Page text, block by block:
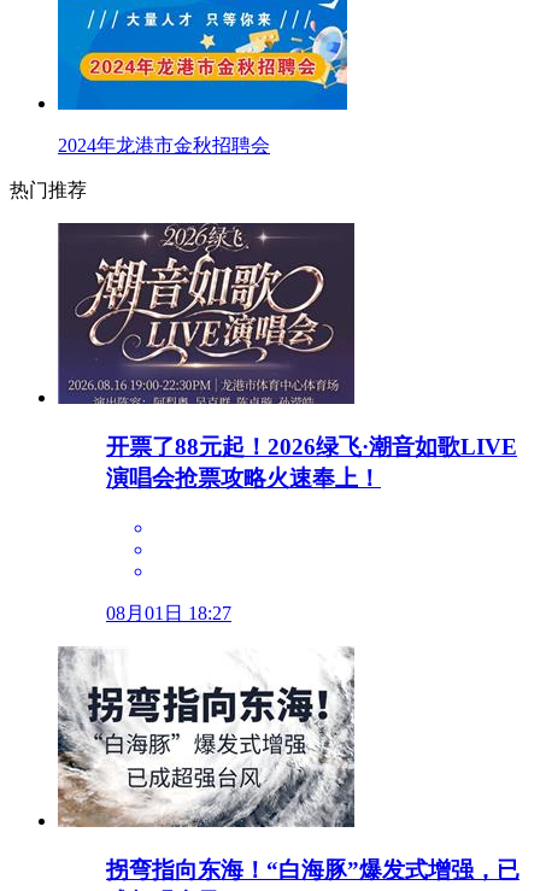
2024年龙港市金秋招聘会
热门推荐
开票了88元起！2026绿飞·潮音如歌LIVE
演唱会抢票攻略火速奉上！
08月01日 18:27
拐弯指向东海！“白海豚”爆发式增强，已